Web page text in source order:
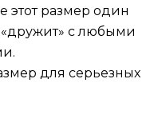
этот размер один
«дружит» с любыми
для серьезных